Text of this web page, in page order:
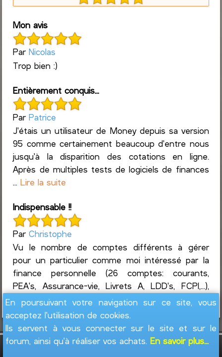
Mon avis
ParNicolas
Trop bien :)
Entièrement conquis...
ParPatrice
J'étais un utilisateur de Money depuis sa version
95 comme certainement beaucoup d'entre nous
jusqu'à la disparition des cotations en ligne.
Après de multiples tests de logiciels de finances
...Lire la suite
Indispensable !!
ParChristophe
Vu le nombre de comptes différents à gérer
pour un particulier comme moi intéressé par la
finance personnelle (26 comptes: courants,
PEA's, Assurance-vie, Livrets A, LDD's, FCPI,...),
ainsi que l...Lire la suite
En poursuivant votre navigation sur ce site, vous
acceptez l'utilisation de cookies.
Ils servent à vous connecter sur le site et sur le
forum, ainsi qu'à réaliser vos achats.En savoir plus...
GesFine - Copyright © 2008 - 2026Jacques